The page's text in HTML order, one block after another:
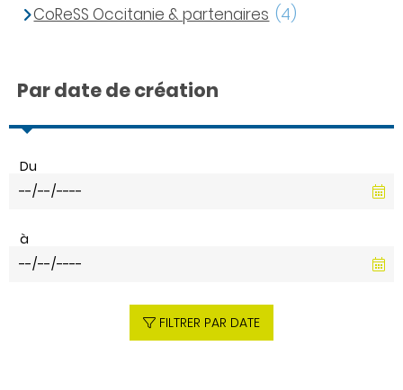
CoReSS Occitanie & partenaires (4)
Par date de création
Du
à
FILTRER PAR DATE